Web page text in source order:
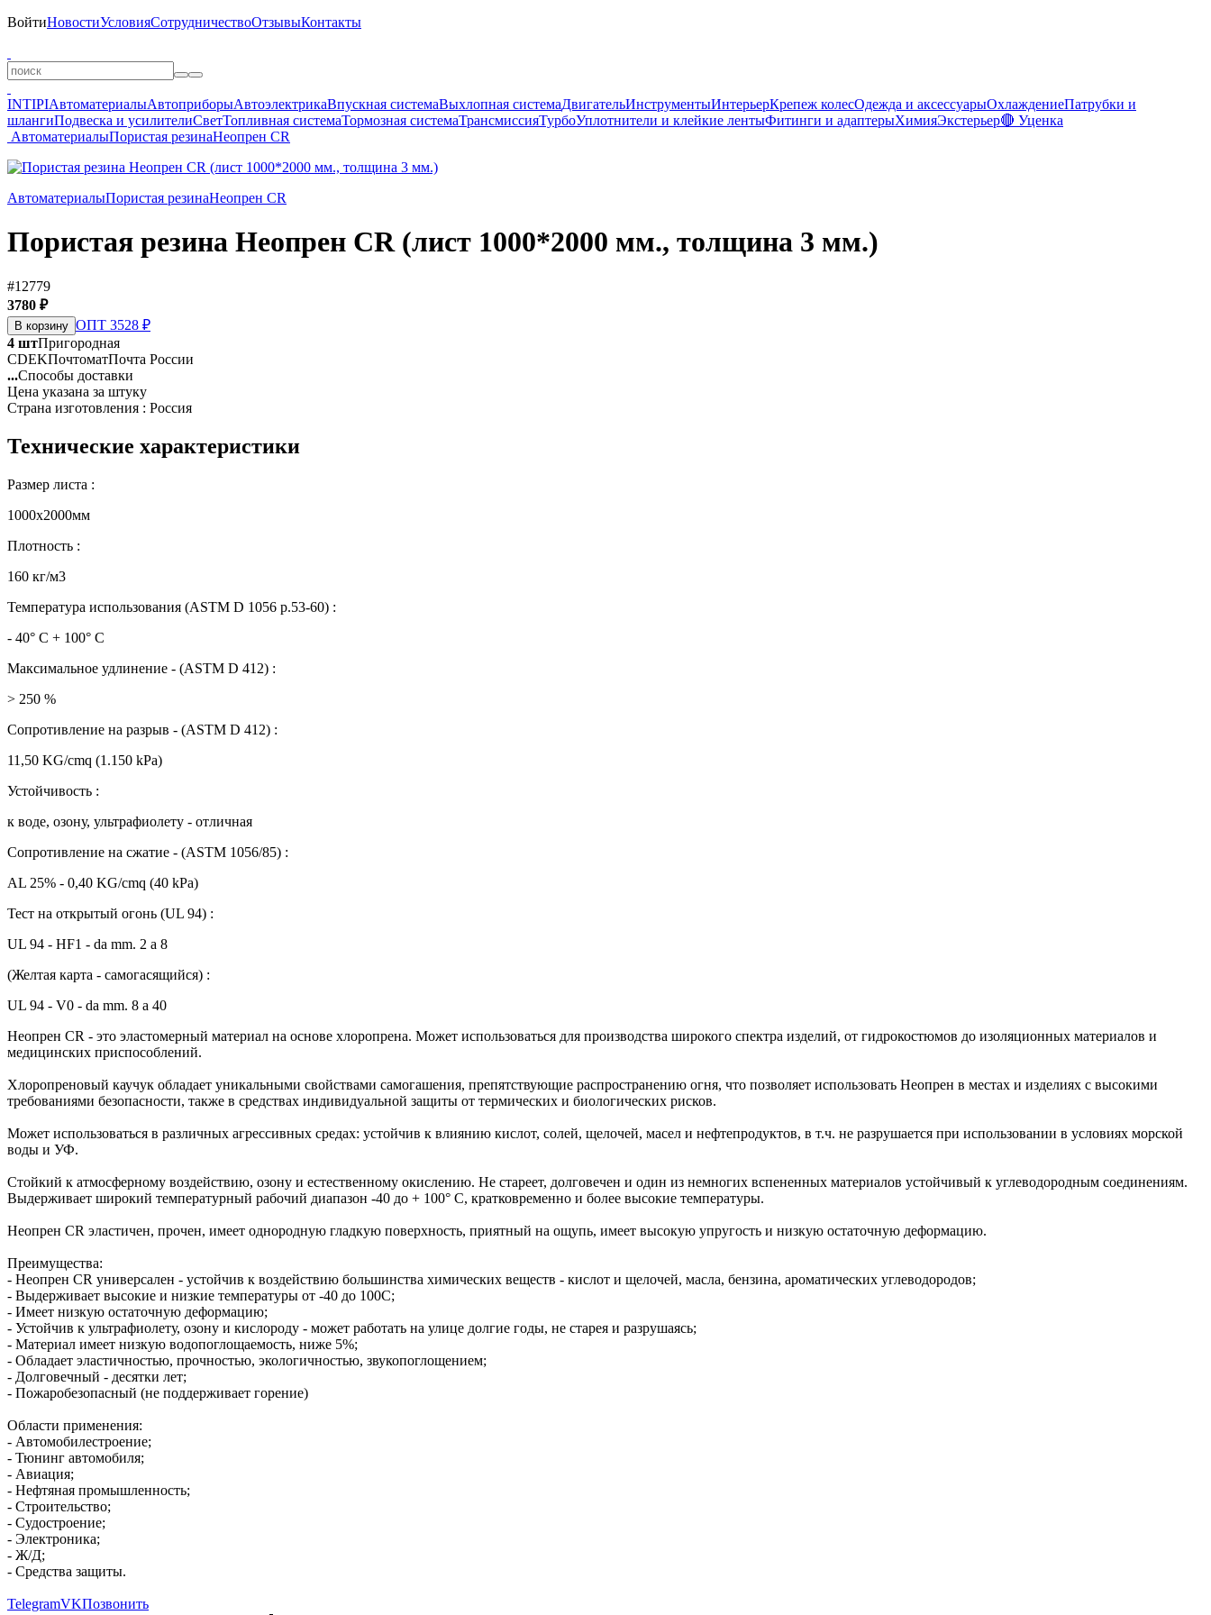
ВойтиНовостиУсловияСотрудничествоОтзывыКонтакты
INTIPIАвтоматериалыАвтоприборыАвтоэлектрикаВпускная системаВыхлопная системаДвигательИнструментыИнтерьерКрепеж колесОдежда и аксессуарыОхлаждениеПатрубки и
шлангиПодвеска и усилителиСветТопливная системаТормозная системаТрансмиссияТурбоУплотнители и клейкие лентыФитинги и адаптерыХимияЭкстерьер🔴 Уценка
АвтоматериалыПористая резинаНеопрен CR
АвтоматериалыПористая резинаНеопрен CR
Пористая резина Неопрен CR (лист 1000*2000 мм., толщина 3 мм.)
#12779
3780 ₽
В корзину ОПТ 3528 ₽
4 штПригородная
CDEKПочтоматПочта России
...Способы доставки
Цена указана за штуку
Страна изготовления : Россия
Технические характеристики
Размер листа :
1000х2000мм
Плотность :
160 кг/м3
Температура использования (ASTM D 1056 p.53-60) :
- 40° C + 100° C
Максимальное удлинение - (ASTM D 412) :
> 250 %
Сопротивление на разрыв - (ASTM D 412) :
11,50 KG/cmq (1.150 kPa)
Устойчивость :
к воде, озону, ультрафиолету - отличная
Сопротивление на сжатие - (ASTM 1056/85) :
AL 25% - 0,40 KG/cmq (40 kPa)
Тест на открытый огонь (UL 94) :
UL 94 - HF1 - da mm. 2 a 8
(Желтая карта - самогасящийся) :
UL 94 - V0 - da mm. 8 a 40
Неопрен CR - это эластомерный материал на основе хлоропрена. Может использоваться для производства широкого спектра изделий, от гидрокостюмов до изоляционных материалов и
медицинских приспособлений.
Хлоропреновый каучук обладает уникальными свойствами самогашения, препятствующие распространению огня, что позволяет использовать Неопрен в местах и изделиях с высокими
требованиями безопасности, также в средствах индивидуальной защиты от термических и биологических рисков.
Может использоваться в различных агрессивных средах: устойчив к влиянию кислот, солей, щелочей, масел и нефтепродуктов, в т.ч. не разрушается при использовании в условиях морской
воды и УФ.
Стойкий к атмосферному воздействию, озону и естественному окислению. Не стареет, долговечен и один из немногих вспененных материалов устойчивый к углеводородным соединениям.
Выдерживает широкий температурный рабочий диапазон -40 до + 100° C, кратковременно и более высокие температуры.
Неопрен CR эластичен, прочен, имеет однородную гладкую поверхность, приятный на ощупь, имеет высокую упругость и низкую остаточную деформацию.
Преимущества:
- Неопрен CR универсален - устойчив к воздействию большинства химических веществ - кислот и щелочей, масла, бензина, ароматических углеводородов;
- Выдерживает высокие и низкие температуры от -40 до 100С;
- Имеет низкую остаточную деформацию;
- Устойчив к ультрафиолету, озону и кислороду - может работать на улице долгие годы, не старея и разрушаясь;
- Материал имеет низкую водопоглощаемость, ниже 5%;
- Обладает эластичностью, прочностью, экологичностью, звукопоглощением;
- Долговечный - десятки лет;
- Пожаробезопасный (не поддерживает горение)
Области применения:
- Автомобилестроение;
- Тюнинг автомобиля;
- Авиация;
- Нефтяная промышленность;
- Строительство;
- Судостроение;
- Электроника;
- Ж/Д;
- Средства защиты.
TelegramVKПозвонить